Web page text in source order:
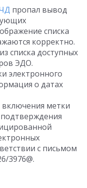
пропал вывод
списка
корректно.
списка доступных
ЭДО.
электронного
о датах
метки
с письмом
3976@.